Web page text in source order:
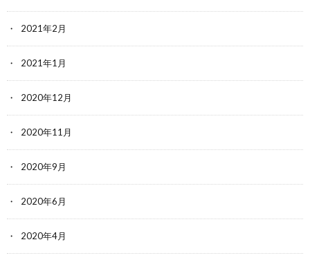
2021年2月
2021年1月
2020年12月
2020年11月
2020年9月
2020年6月
2020年4月